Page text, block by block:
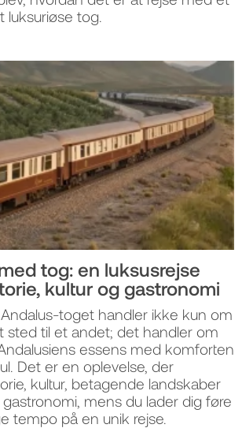
luksuriøse tog.
tog: en luksusrejse
kultur og gastronomi
toget handler ikke kun om
sted til et andet; det handler om
essens med komforten
Det er en oplevelse, der
kultur, betagende landskaber
mens du lader dig føre
tempo på en unik rejse.